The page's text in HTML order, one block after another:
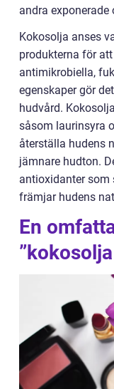
andra exponerade
Kokosolja anses
produkterna för
antimikrobiella,
egenskaper gör
hudvård.
såsom laurinsyra
återställa hudens
jämnare hudton.
antioxidanter som
främjar hudens
En